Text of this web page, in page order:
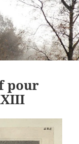
pour